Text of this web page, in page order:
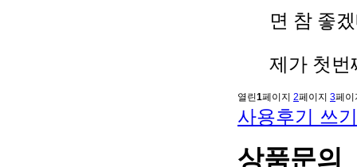
면 참 좋
제가 첫번
열린1페이지 2페이지 3페이
사용후기 쓰기
상품문의